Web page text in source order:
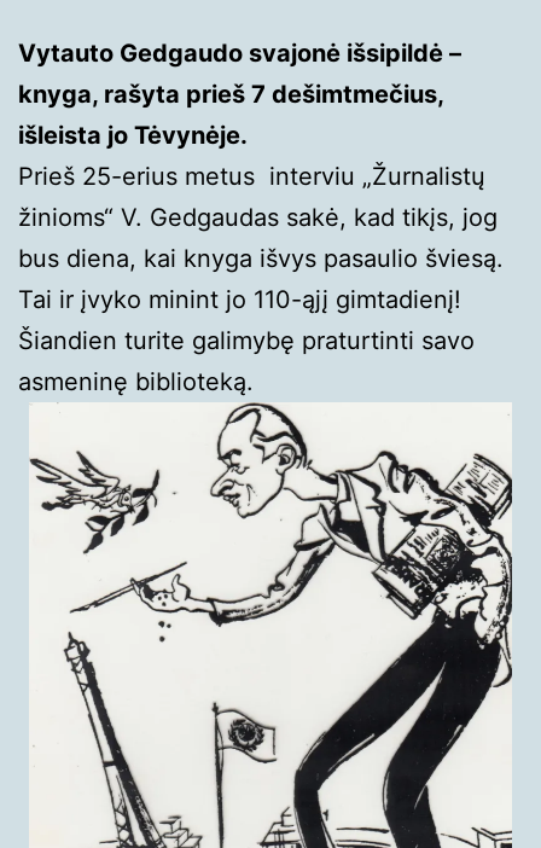
Vytauto Gedgaudo svajonė išsipildė –
knyga, rašyta prieš 7 dešimtmečius,
išleista jo Tėvynėje.
Prieš 25-erius metus interviu „Žurnalistų
žinioms“ V. Gedgaudas sakė, kad tikįs, jog
bus diena, kai knyga išvys pasaulio šviesą.
Tai ir įvyko minint jo 110-ąjį gimtadienį!
Šiandien turite galimybę praturtinti savo
asmeninę biblioteką.